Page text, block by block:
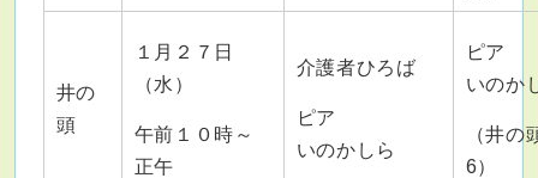
井の
頭
１月２７日
（水）
午前１０時～
正午
介護者ひろば
ピア
いのかしら
ピア
いのか
（井の
6）